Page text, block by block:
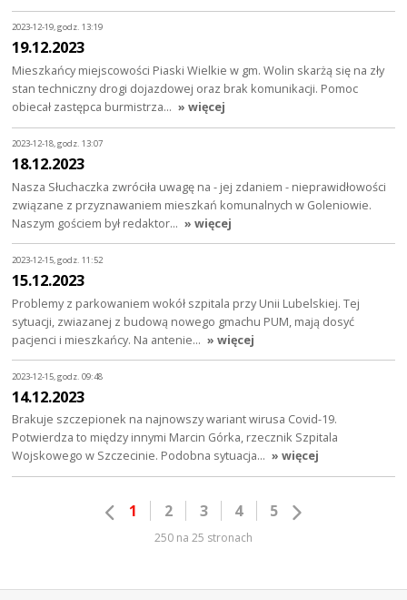
2023-12-19, godz. 13:19
19.12.2023
Mieszkańcy miejscowości Piaski Wielkie w gm. Wolin skarżą się na zły
stan techniczny drogi dojazdowej oraz brak komunikacji. Pomoc
obiecał zastępca burmistrza… » więcej
2023-12-18, godz. 13:07
18.12.2023
Nasza Słuchaczka zwróciła uwagę na - jej zdaniem - nieprawidłowości
związane z przyznawaniem mieszkań komunalnych w Goleniowie.
Naszym gościem był redaktor… » więcej
2023-12-15, godz. 11:52
15.12.2023
Problemy z parkowaniem wokół szpitala przy Unii Lubelskiej. Tej
sytuacji, zwiazanej z budową nowego gmachu PUM, mają dosyć
pacjenci i mieszkańcy. Na antenie… » więcej
2023-12-15, godz. 09:48
14.12.2023
Brakuje szczepionek na najnowszy wariant wirusa Covid-19.
Potwierdza to między innymi Marcin Górka, rzecznik Szpitala
Wojskowego w Szczecinie. Podobna sytuacja… » więcej
1 2 3 4 5
250 na 25 stronach